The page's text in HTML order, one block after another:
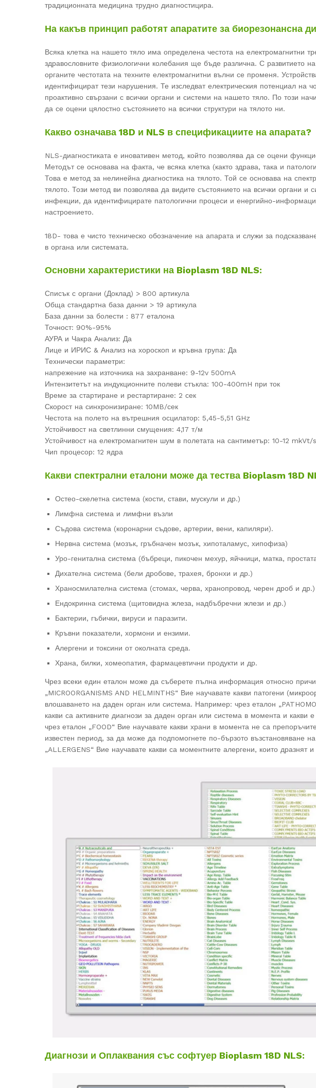
традиционната медицина трудно диагностицира.
На какъв принцип работят апаратите за биорезонансна
Всяка клетка на нашето тяло има определена честота на електромагнитни
здравословните физиологични колебания ще бъде различна. С развитието
органите честотата на техните електромагнитни вълни се променя.
идентифицират тези нарушения. Те изследват електрическия потенциал на
проактивно свързани с всички органи и системи на нашето тяло. По този
да се оцени цялостно състоянието на всички структури на тялото ни.
Какво означава 18D и NLS в спецификациите на апарата?
NLS-диагностиката е иновативен метод, който позволява да се оцени
Методът се основава на факта, че всяка клетка (както здрава, така и
Това е метод за нелинейна диагностика на тялото. Той се основава на
тялото. Този метод ви позволява да видите състоянието на всички органи и
инфекции, да идентифицирате патологични процеси и енергийно-
настроението.
18D- това е чисто техническо обозначение на апарата и служи за
в органа или системата.
Основни характеристики на Bioplasm 18D NLS:
Списък с органи (Доклад) > 800 артикула
Обща стандартна база данни > 19 артикула
База данни за болести : 877 еталона
Точност: 90%-95%
АУРА и Чакра Анализ: Да
Лице и ИРИС & Анализ на хороскоп и кръвна група: Да
Технически параметри:
напрежение на източника на захранване: 9-12v 500mA
Интензитетът на индукционните полеви стъкла: 100-400mH при ток
Време за стартиране и рестартиране: 2 сек
Скорост на синхронизиране: 10MB/сек
Честота на полето на вътрешния осцилатор: 5,45-5,51 GHz
Устойчивост на светлинни смущения: 4,17 т/м
Устойчивост на електромагнитен шум в полетата на сантиметър: 10-12 mkVt/
Чип процесор: 12 ядра
Какви спектрални еталони може да тества Bioplasm 18D
Остео-скелетна система (кости, стави, мускули и др.)
Лимфна система и лимфни възли
Съдова система (коронарни съдове, артерии, вени, капиляри).
Нервна система (мозък, гръбначен мозък, хипоталамус, хипофиза)
Уро-генитална система (бъбреци, пикочен мехур, яйчници, матка,
Дихателна система (бели дробове, трахея, бронхи и др.)
Храносмилателна система (стомах, черва, хранопровод, черен дроб и др.)
Ендокринна система (щитовидна жлеза, надбъбречни жлези и др.)
Бактерии, гъбички, вируси и паразити.
Кръвни показатели, хормони и ензими.
Алергени и токсини от околната среда.
Храна, билки, хомеопатия, фармацевтични продукти и др.
Чрез всеки един еталон може да съберете пълна информация относно
„MICROORGANISMS AND HELMINTHS“ Вие научавате какви патогени
влошаването на даден орган или система. Например: чрез еталон
какви са активните диагнози за даден орган или система в момента и
чрез еталон „FOOD“ Вие научавате какви храни в момента не са
известен период, за да може да подпомогнете по-бързото възстановяване
„ALLERGENS“ Вие научавате какви са моментните алергени, които
Диагнози и Оплаквания със софтуер Bioplasm 18D NLS: